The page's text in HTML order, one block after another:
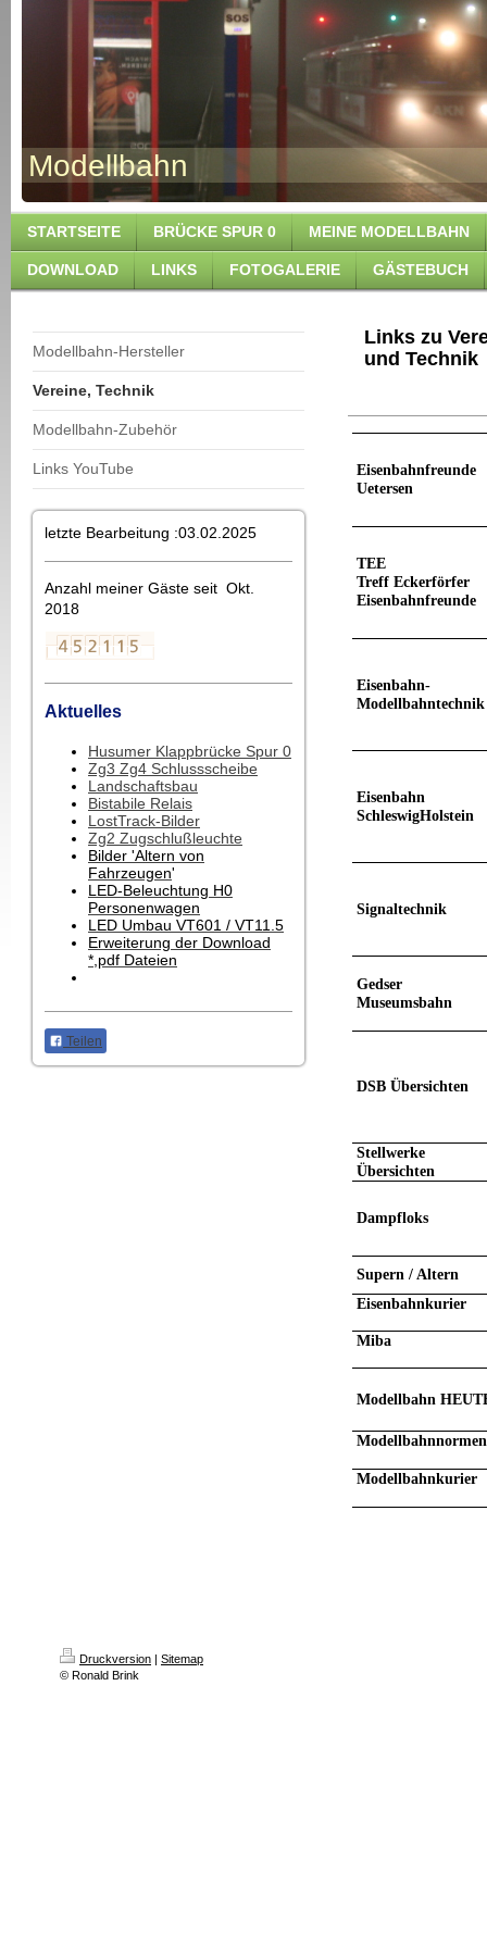
Modellbahn
STARTSEITE BRÜCKE SPUR 0 MEINE MODELLBAHN
DOWNLOAD LINKS FOTOGALERIE GÄSTEBUCH
Modellbahn-Hersteller
Vereine, Technik
Modellbahn-Zubehör
Links YouTube
letzte Bearbeitung :03.02.2025
Anzahl meiner Gäste seit Okt.
2018
Aktuelles
Husumer Klappbrücke Spur 0
Zg3 Zg4 Schlussscheibe
Landschaftsbau
Bistabile Relais
LostTrack-Bilder
Zg2 Zugschlußleuchte
Bilder 'Altern von
Fahrzeugen'
LED-Beleuchtung H0
Personenwagen
LED Umbau VT601 / VT11.5
Erweiterung der Download
*,pdf Dateien
Teilen
Links zu
und Technik
Eisenbahnfreunde
Uetersen
TEE
Treff Eckerförfer
Eisenbahnfreunde
Eisenbahn-
Modellbahntechnik
Eisenbahn
SchleswigHolstein
Signaltechnik
Gedser
Museumsbahn
DSB Übersichten
Stellwerke
Übersichten
Dampfloks
Supern / Altern
Eisenbahnkurier
Miba
Modellbahn
Modellbahnnormen
Modellbahnkurier
Druckversion | Sitemap
© Ronald Brink